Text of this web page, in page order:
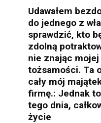
Udawałem
do jednego z
sprawdzić, kto
zdolną
nie znając
tożsamości. Ta
cały mój
firmę.: Jednak
tego dnia,
życie